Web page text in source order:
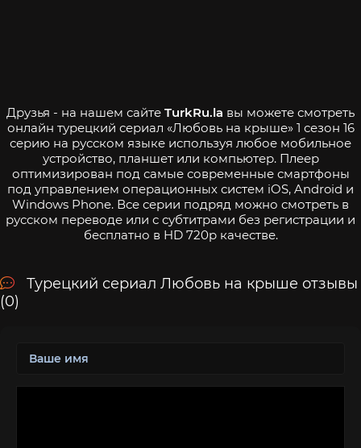
Друзья - на нашем сайте TurkRu.la вы можете смотреть
онлайн турецкий сериал «Любовь на крыше» 1 сезон 16
серию на русском языке используя любое мобильное
устройство, планшет или компьютер. Плеер
оптимизирован под самые современные смартфоны
под управлением операционных систем iOS, Android и
Windows Phone. Все серии подряд можно смотреть в
русском переводе или с субтитрами без регистрации и
бесплатно в HD 720p качестве.
Турецкий сериал Любовь на крыше отзывы
(0)